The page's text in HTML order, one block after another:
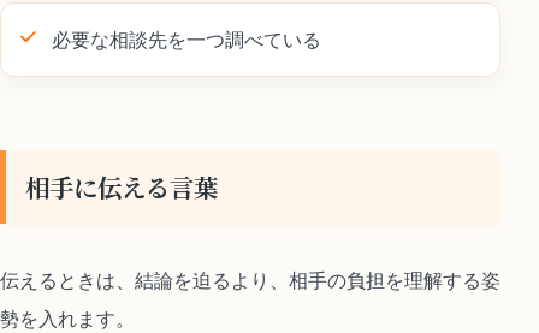
必要な相談先を一つ調べている
相手に伝える言葉
伝えるときは、結論を迫るより、相手の負担を理解する姿
勢を入れます。